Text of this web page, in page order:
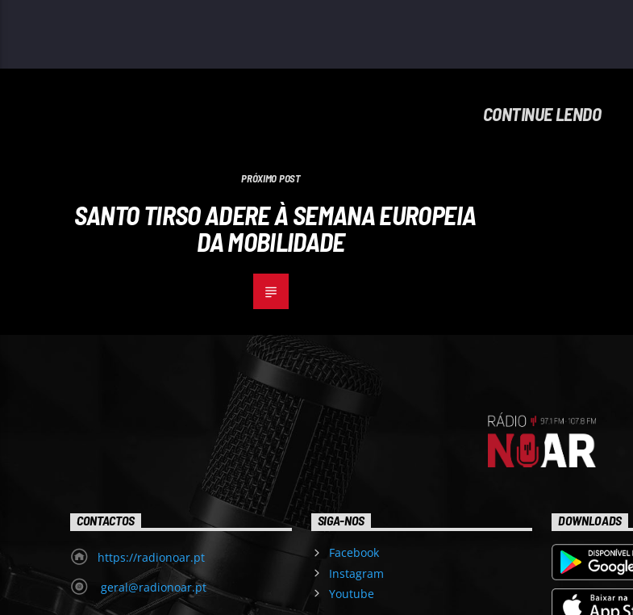
CONTINUE LENDO
PRÓXIMO POST
SANTO TIRSO ADERE À SEMANA EUROPEIA
DA MOBILIDADE
CONTACTOS
https://radionoar.pt
geral@radionoar.pt
SIGA-NOS
Facebook
Instagram
Youtube
DOWNLOADS